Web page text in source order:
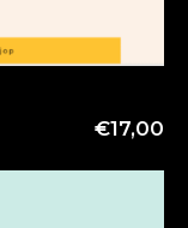
€17,00